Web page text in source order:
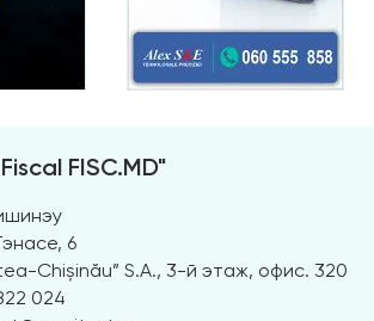
FISC.MD"
6
Chișinău” S.A., 3-й этаж, офис. 320
024